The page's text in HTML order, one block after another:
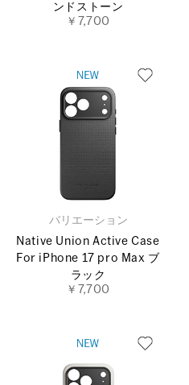
ンドストーン
￥7,700
バリエーション
Native Union Active Case
For iPhone 17 pro Max ブ
ラック
￥7,700